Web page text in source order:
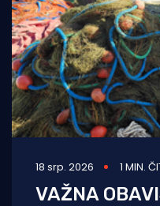
18 srp. 2026 1 MIN.
VAŽNA